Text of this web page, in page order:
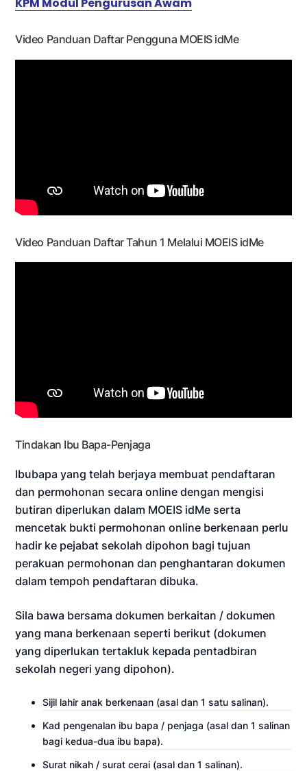
Video Panduan Daftar Pengguna MOEIS idMe
Video Panduan Daftar Tahun 1 Melalui MOEIS idMe
Tindakan Ibu Bapa-Penjaga
Ibubapa yang telah berjaya membuat pendaftaran
dan permohonan secara online dengan mengisi
butiran diperlukan dalam MOEIS idMe serta
mencetak bukti permohonan online berkenaan perlu
hadir ke pejabat sekolah dipohon bagi tujuan
perakuan permohonan dan penghantaran dokumen
dalam tempoh pendaftaran dibuka.
Sila bawa bersama dokumen berkaitan / dokumen
yang mana berkenaan seperti berikut (dokumen
yang diperlukan tertakluk kepada pentadbiran
sekolah negeri yang dipohon).
Sijil lahir anak berkenaan (asal dan 1 satu salinan).
Kad pengenalan ibu bapa / penjaga (asal dan 1 salinan
bagi kedua-dua ibu bapa).
Surat nikah / surat cerai (asal dan 1 salinan).